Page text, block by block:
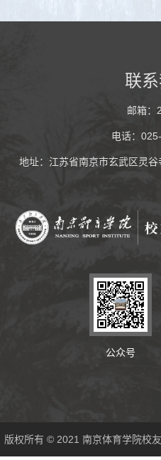
联系
邮箱：
电话：
地址：江苏省南京市玄武区灵
公众号
版权所有 © 2021 南京体育学院校